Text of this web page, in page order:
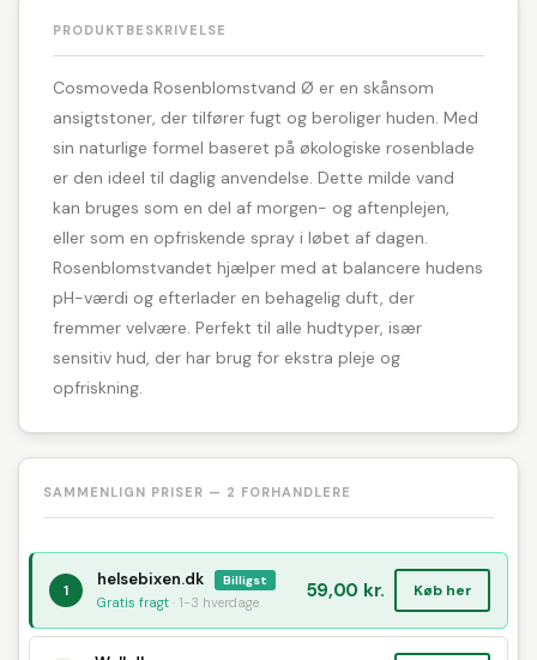
PRODUKTBESKRIVELSE
Cosmoveda Rosenblomstvand Ø er en skånsom
ansigtstoner, der tilfører fugt og beroliger huden. Med
sin naturlige formel baseret på økologiske rosenblade
er den ideel til daglig anvendelse. Dette milde vand
kan bruges som en del af morgen- og aftenplejen,
eller som en opfriskende spray i løbet af dagen.
Rosenblomstvandet hjælper med at balancere hudens
pH-værdi og efterlader en behagelig duft, der
fremmer velvære. Perfekt til alle hudtyper, især
sensitiv hud, der har brug for ekstra pleje og
opfriskning.
SAMMENLIGN PRISER — 2 FORHANDLERE
1
helsebixen.dk Billigst
Gratis fragt · 1-3 hverdage 59,00 kr. Køb her